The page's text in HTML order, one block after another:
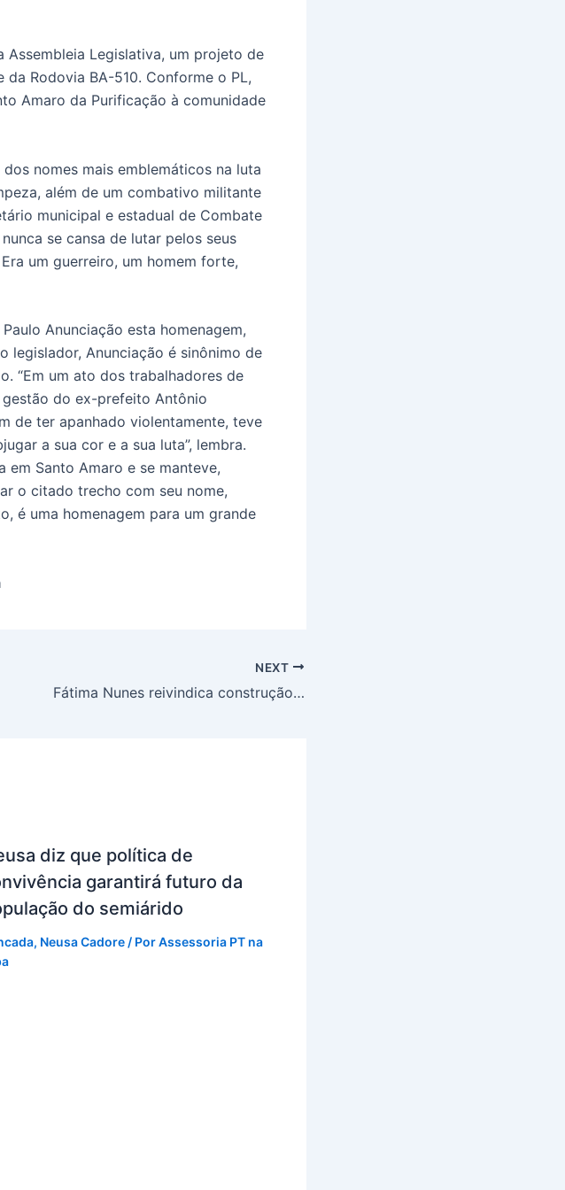
Assembleia Legislativa, um projeto de
Rodovia BA-510. Conforme o PL,
Amaro da Purificação à comunidade
nomes mais emblemáticos na luta
além de um combativo militante
municipal e estadual de Combate
se cansa de lutar pelos seus
um guerreiro, um homem forte,
Anunciação esta homenagem,
legislador, Anunciação é sinônimo de
“Em um ato dos trabalhadores de
do ex-prefeito Antônio
de ter apanhado violentamente, teve
a sua cor e a sua luta”, lembra.
em Santo Amaro e se manteve,
o citado trecho com seu nome,
é uma homenagem para um grande
NEXT
Fátima Nunes reivindica construção de portal na entrada de Adustina
diz que política de
garantirá futuro da
do semiárido
, Neusa Cadore/ PorAssessoria PT na